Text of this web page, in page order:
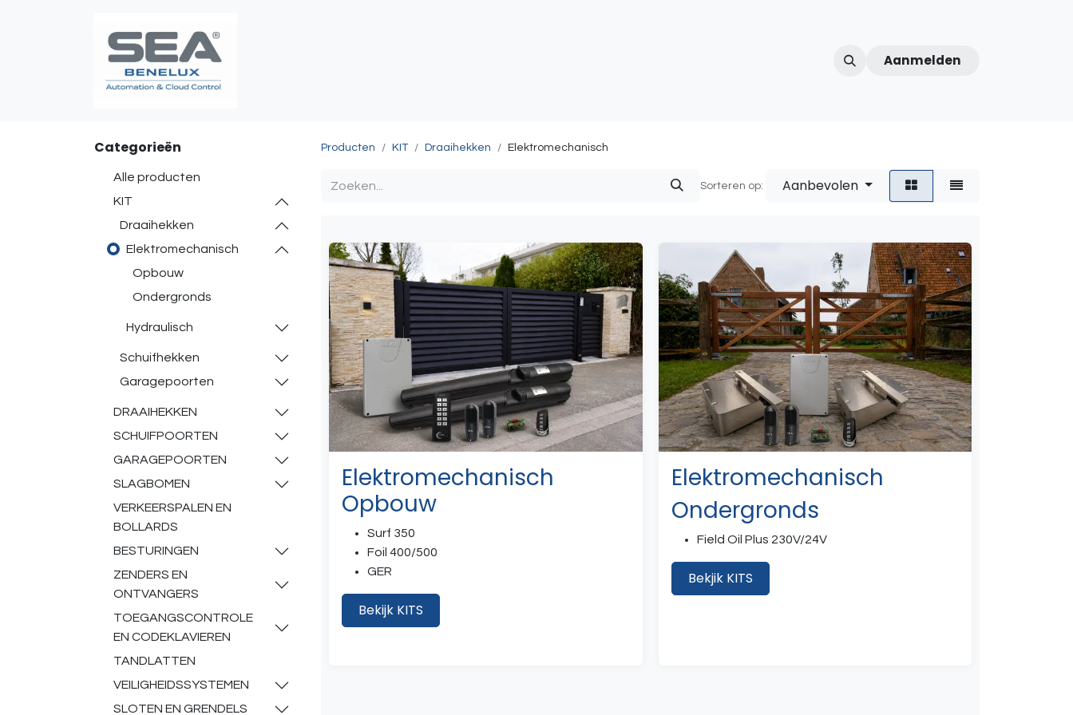
Over ons Afspraak
Aanmelden
Categorieën
Alle producten
KIT
Draaihekken
Elektromechanisch
Opbouw
Ondergronds
Hydraulisch
Schuifhekken
Garagepoorten
DRAAIHEKKEN
SCHUIFPOORTEN
GARAGEPOORTEN
SLAGBOMEN
VERKEERSPALEN EN
BOLLARDS
BESTURINGEN
ZENDERS EN
ONTVANGERS
TOEGANGSCONTROLE
EN CODEKLAVIEREN
TANDLATTEN
VEILIGHEIDSSYSTEMEN
SLOTEN EN GRENDELS
Producten KIT Draaihekken Elektromechanisch
Sorteren op: Aanbevolen
Elektromechanisch
Opbouw
Surf 350
Foil 400/500
GER
Bekijk KITS
Elektromechanisch
Ondergronds
Field Oil Plus 230V/24V
Bekjik KITS